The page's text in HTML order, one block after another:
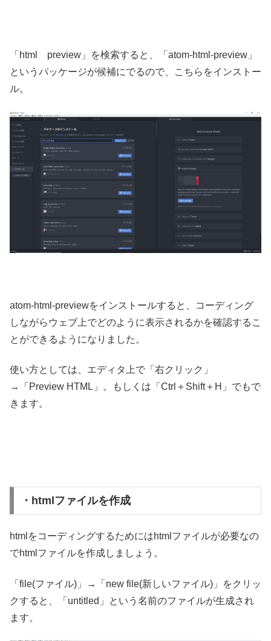
「html preview」を検索すると、「atom-html-preview」
というパッケージが候補にでるので、こちらをインストー
ル。
atom-html-previewをインストールすると、コーディング
しながらウェブ上でどのように表示されるかを確認するこ
とができるようになりました。
使い方としては、エディタ上で「右クリック」
→「Preview HTML」。もしくは「Ctrl＋Shift＋H」でもで
きます。
・htmlファイルを作成
htmlをコーディングするためにはhtmlファイルが必要なの
でhtmlファイルを作成しましょう。
「file(ファイル)」→「new file(新しいファイル)」をクリッ
クすると、「untitled」という名前のファイルが生成され
ます。